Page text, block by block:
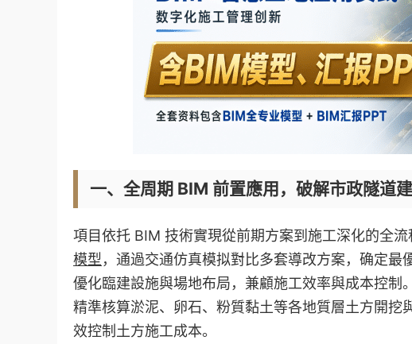
一、全周期 BIM 前置應用，破解市政隧道
項目依托 BIM 技術實現從前期方案到施工深化的全
模型，通過交通仿真模拟對比多套導改方案，确定
優化臨建設施與場地布局，兼顧施工效率與成本控制
精準核算淤泥、卵石、粉質黏土等各地質層土方開
效控制土方施工成本。